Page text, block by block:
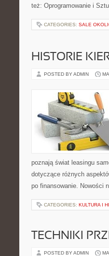
też: Oprogramowanie i
CATEGORIES: SALE
HISTORIE
POSTED BY ADMIN
poznają świat leasingu
dotyczące różnych
po finansowanie. Nowości
CATEGORIES: KULTURA I
TECHNIKI
POSTED BY ADMIN